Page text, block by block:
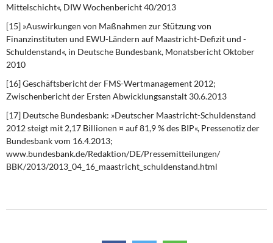
Mittelschicht«, DIW Wochenbericht 40/2013
[15] »Auswirkungen von Maßnahmen zur Stützung von
Finanzinstituten und EWU-Ländern auf Maastricht-Defizit und -
Schuldenstand«, in Deutsche Bundesbank, Monatsbericht Oktober
2010
[16] Geschäftsbericht der FMS-Wertmanagement 2012;
Zwischenbericht der Ersten Abwicklungsanstalt 30.6.2013
[17] Deutsche Bundesbank: »Deutscher Maastricht-Schuldenstand
2012 steigt mit 2,17 Billionen ¤ auf 81,9 % des BIP«, Pressenotiz der
Bundesbank vom 16.4.2013;
www.bundesbank.de/Redaktion/DE/Pressemitteilungen/
BBK/2013/2013_04_16_maastricht_schuldenstand.html